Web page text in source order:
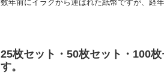
数年前にイラクから運ばれた紙幣ですが、経
25枚セット・50枚セット・100
す。